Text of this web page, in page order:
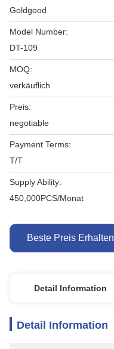
Goldgood
Model Number:
DT-109
MOQ:
verkäuflich
Preis:
negotiable
Payment Terms:
T/T
Supply Ability:
450,000PCS/Monat
Beste Preis Erhalten
Detail Information
Detail Information